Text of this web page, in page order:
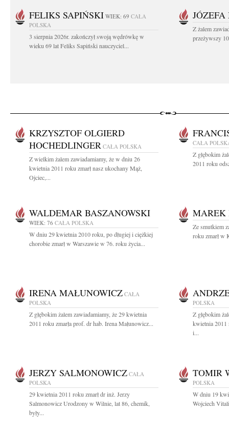
FELIKS SAPIŃSKI WIEK: 69 CAŁA
POLSKA
3 sierpnia 2026r. zakończył swoją wędrówkę w
wieku 69 lat Feliks Sapiński nauczyciel...
Z żalem
przeżywszy
KRZYSZTOF OLGIERD
HOCHEDLINGER CAŁA POLSKA
Z wielkim żalem zawiadamiamy, że w dniu 26
kwietnia 2011 roku zmarł nasz ukochany Mąż,
Ojciec,...
CAŁA
Z głębokim
2011 roku
WALDEMAR BASZANOWSKI
WIEK: 76 CAŁA POLSKA
W dniu 29 kwietnia 2010 roku, po długiej i ciężkiej
chorobie zmarł w Warszawie w 76. roku życia...
MAREK
Ze smutkiem
roku zmarł w
IRENA MAŁUNOWICZ CAŁA
POLSKA
Z głębokim żalem zawiadamiamy, że 29 kwietnia
2011 roku zmarła prof. dr hab. Irena Małunowicz...
POLSKA
Z głębokim
kwietnia 2011
i...
JERZY SALMONOWICZ CAŁA
POLSKA
29 kwietnia 2011 roku zmarł dr inż. Jerzy
Salmonowicz Urodzony w Wilnie, lat 86, chemik,
były...
TOMIR
POLSKA
W dniu 19
Wojciech